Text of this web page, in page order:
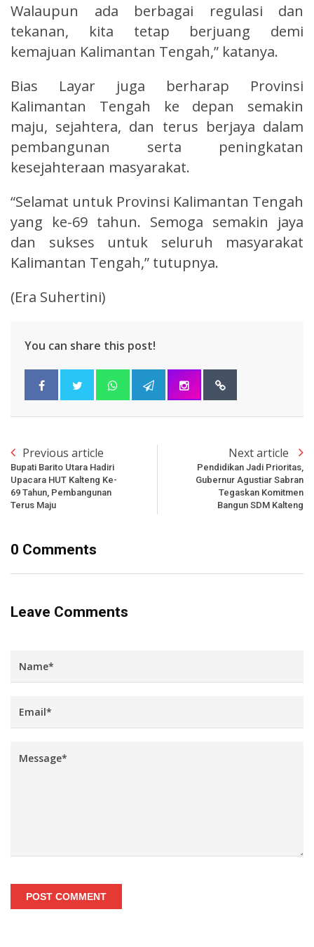
Walaupun ada berbagai regulasi dan
tekanan, kita tetap berjuang demi
kemajuan Kalimantan Tengah,” katanya.
Bias Layar juga berharap Provinsi
Kalimantan Tengah ke depan semakin
maju, sejahtera, dan terus berjaya dalam
pembangunan serta peningkatan
kesejahteraan masyarakat.
“Selamat untuk Provinsi Kalimantan Tengah
yang ke-69 tahun. Semoga semakin jaya
dan sukses untuk seluruh masyarakat
Kalimantan Tengah,” tutupnya.
(Era Suhertini)
You can share this post!
Previous article
Bupati Barito Utara Hadiri
Upacara HUT Kalteng Ke-
69 Tahun, Pembangunan
Terus Maju
Next article
Pendidikan Jadi Prioritas,
Gubernur Agustiar Sabran
Tegaskan Komitmen
Bangun SDM Kalteng
0 Comments
Leave Comments
POST COMMENT